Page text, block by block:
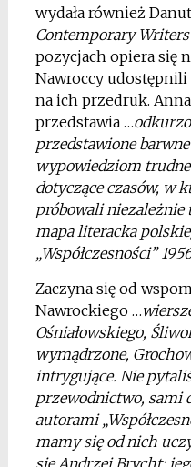
wydała również
Contemporary
pozycjach opiera się
Nawroccy
na ich przedruk.
przedstawia …
przedstawione
wypowiedziom
dotyczące czasów, w
próbowali niezależnie
mapa literacka
„Współczesności”
Zaczyna się od
Nawrockiego …
Ośniałowskiego,
wymądrzone,
intrygujące. Nie
przewodnictwo, sami
autorami
mamy się od nich
się Andrzej Brycht: